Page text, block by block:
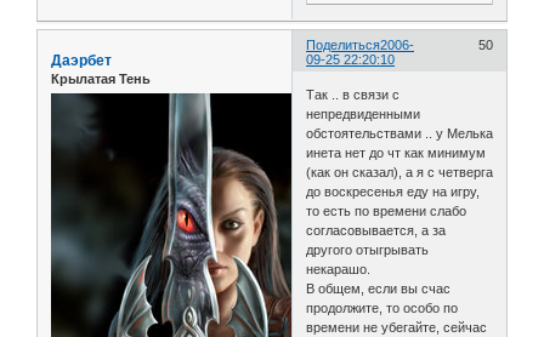
Поделиться 50
2006-
09-25 22:20:10
Даэрбет
Крылатая Тень
Так .. в связи с
непредвиденными
обстоятельствами .. у Мелька
инета нет до чт как минимум
(как он сказал), а я с четверга
до воскресенья еду на игру,
то есть по времени слабо
согласовывается, а за
другого отыгрывать
некарашо.
В общем, если вы счас
продолжите, то особо по
времени не убегайте, сейчас